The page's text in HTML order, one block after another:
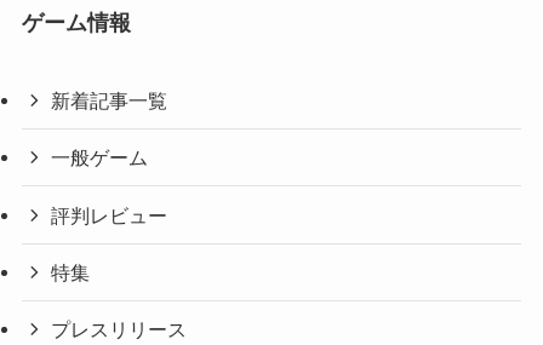
ゲーム情報
新着記事一覧
一般ゲーム
評判レビュー
特集
プレスリリース